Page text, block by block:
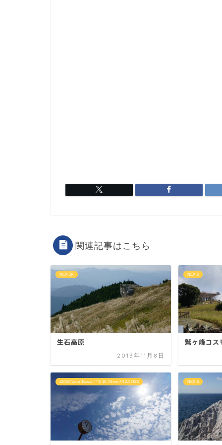
関連記事はこちら
NEX-5R
生石高原
2013年11月8日
NEX-6
鷲ヶ峰コス
ZEISS Vario-Tessar T* E 16-70mm F4 ZA OSS NEX-6